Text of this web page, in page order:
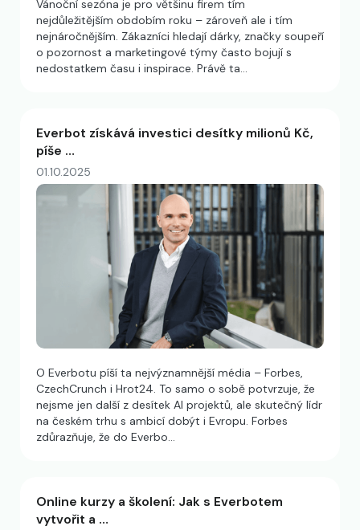
Vánoční sezóna je pro většinu firem tím
nejdůležitějším obdobím roku – zároveň ale i tím
nejnáročnějším. Zákazníci hledají dárky, značky soupeří
o pozornost a marketingové týmy často bojují s
nedostatkem času i inspirace. Právě ta…
Everbot získává investici desítky milionů Kč,
píše …
01.10.2025
O Everbotu píší ta nejvýznamnější média – Forbes,
CzechCrunch i Hrot24. To samo o sobě potvrzuje, že
nejsme jen další z desítek AI projektů, ale skutečný lídr
na českém trhu s ambicí dobýt i Evropu. Forbes
zdůrazňuje, že do Everbo…
Online kurzy a školení: Jak s Everbotem
vytvořit a …